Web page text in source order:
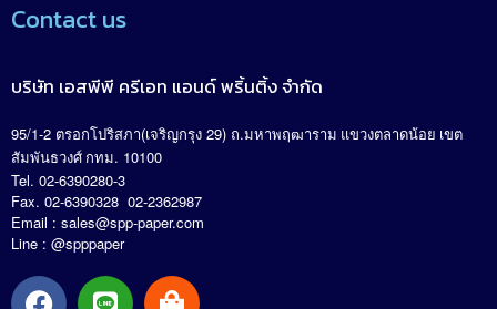
Contact us
บริษัท เอสพีพี ครีเอท แอนด์ พริ้นติ้ง จำกัด
95/1-2 ตรอกโปริสภา(เจริญกรุง 29) ถ.มหาพฤฒาราม แขวงตลาดน้อย เขต
สัมพันธวงศ์ กทม. 10100
Tel. 02-6390280-3
Fax. 02-6390328 02-2362987
Email : sales@spp-paper.com
Line : @spppaper